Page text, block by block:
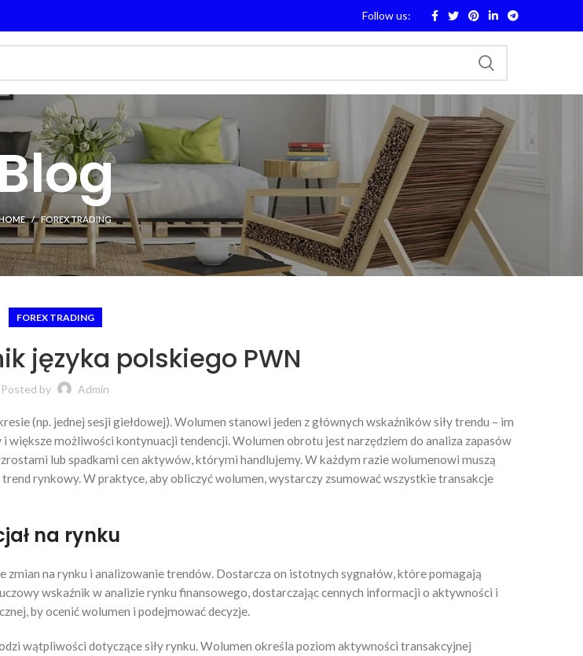
Follow us:
FOREX TRADING
FOREX TRADING
języka polskiego PWN
Posted by Admin
(np. jednej sesji giełdowej). Wolumen stanowi jeden z głównych wskaźników siły trendu – im
możliwości kontynuacji tendencji. Wolumen obrotu jest narzędziem do analiza zapasów
lub spadkami cen aktywów, którymi handlujemy. W każdym razie wolumenowi muszą
rynkowy. W praktyce, aby obliczyć wolumen, wystarczy zsumować wszystkie transakcje
na rynku
na rynku i analizowanie trendów. Dostarcza on istotnych sygnałów, które pomagają
wskaźnik w analizie rynku finansowego, dostarczając cennych informacji o aktywności i
by ocenić wolumen i podejmować decyzje.
wątpliwości dotyczące siły rynku. Wolumen określa poziom aktywności transakcyjnej